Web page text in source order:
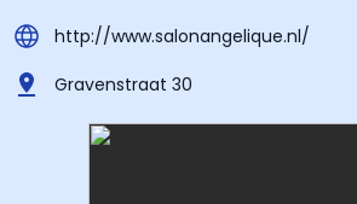
http://www.salonangelique.nl/
Gravenstraat 30